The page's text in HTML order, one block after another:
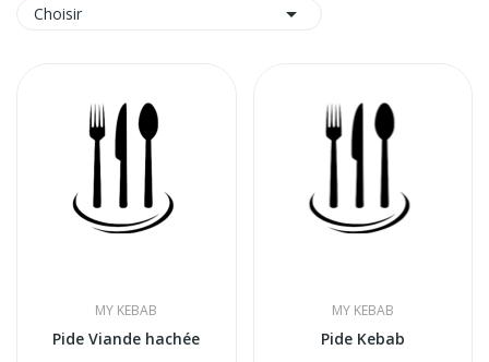
Choisir 
MY KEBAB
Pide Viande hachée
MY KEBAB
Pide Kebab